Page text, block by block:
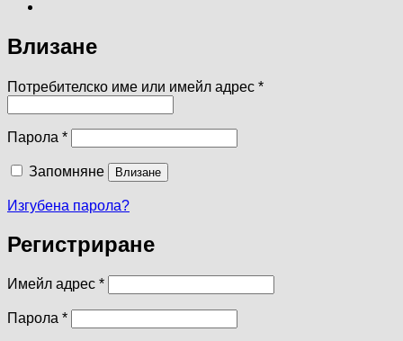
Влизане
Потребителско име или имейл адрес *Задължително
Парола *Задължително
Запомняне Влизане
Изгубена парола?
Регистриране
Имейл адрес *Задължително
Парола *Задължително